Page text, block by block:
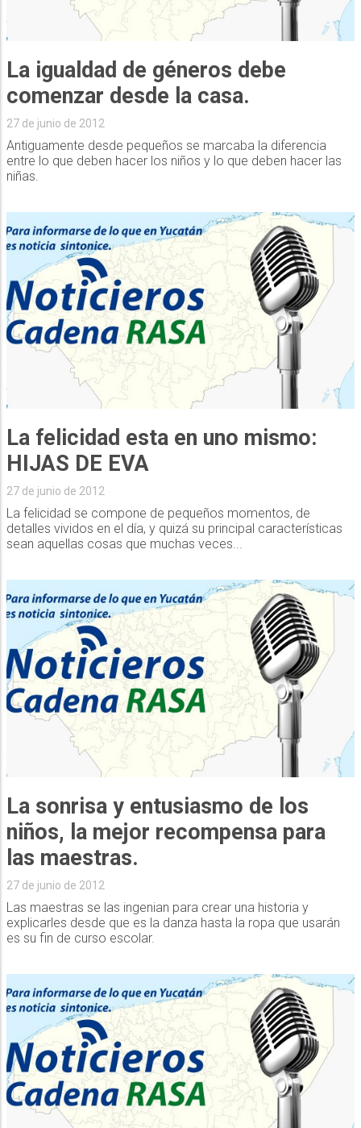
La igualdad de géneros debe
comenzar desde la casa.
27 de junio de 2012
Antiguamente desde pequeños se marcaba la diferencia
entre lo que deben hacer los niños y lo que deben hacer las
niñas.
La felicidad esta en uno mismo:
HIJAS DE EVA
27 de junio de 2012
La felicidad se compone de pequeños momentos, de
detalles vividos en el día, y quizá su principal características
sean aquellas cosas que muchas veces...
La sonrisa y entusiasmo de los
niños, la mejor recompensa para
las maestras.
27 de junio de 2012
Las maestras se las ingenian para crear una historia y
explicarles desde que es la danza hasta la ropa que usarán
es su fin de curso escolar.